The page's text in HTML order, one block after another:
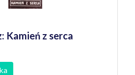
Kamień z serca